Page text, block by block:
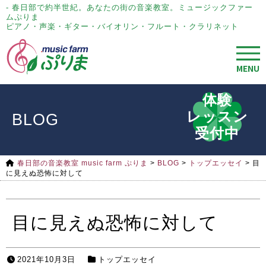
- 春日部で約半世紀。あなたの街の音楽教室。ミュージックファー
ムぷりま
ピアノ・声楽・ギター・バイオリン・フルート・クラリネット
MENU
BLOG
春日部の音楽教室 music farm ぷりま > BLOG > トップエッセイ > 目
に見えぬ恐怖に対して
目に見えぬ恐怖に対して
2021年10月3日 トップエッセイ
体験
レッスン
受付中